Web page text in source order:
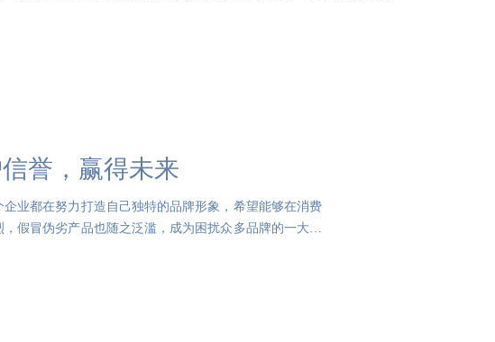
誉，赢得未来
业都在努力打造自己独特的品牌形象，希望能够在消费
假冒伪劣产品也随之泛滥，成为困扰众多品牌的一大难